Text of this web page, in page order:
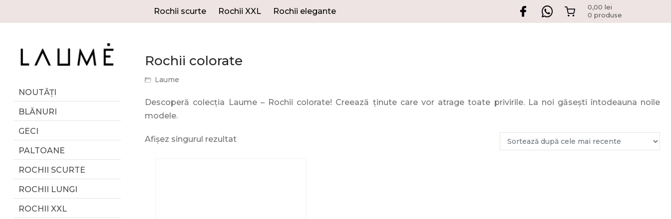
0,00 lei
0 produse
Rochii scurte Rochii XXL Rochii elegante
NOUTĂȚI
BLĂNURI
GECI
PALTOANE
ROCHII SCURTE
ROCHII LUNGI
ROCHII XXL
Rochii colorate
Laume
Descoperă colecția Laume – Rochii colorate! Creează ținute care vor atrage toate privirile. La noi găsești întodeauna noile
modele.
Afișez singurul rezultat